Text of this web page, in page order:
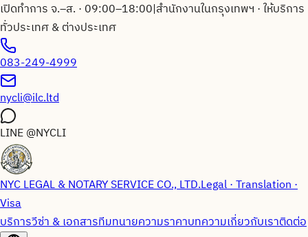
เปิดทำการ จ.–ส. · 09:00–18:00|สำนักงานในกรุงเทพฯ · ให้บริการ
ทั่วประเทศ & ต่างประเทศ
083-249-4999
nycli@ilc.ltd
LINE@NYCLI
NYC LEGAL & NOTARY SERVICE CO., LTD.Legal · Translation ·
Visa
บริการวีซ่า & เอกสารทีมทนายความราคาบทความเกี่ยวกับเราติดต่อ